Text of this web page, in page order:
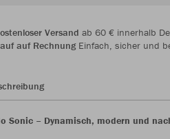
Versand ab 60 € innerhalb
auf RechnungEinfach, sicher und
Sonic – Dynamisch, modern und